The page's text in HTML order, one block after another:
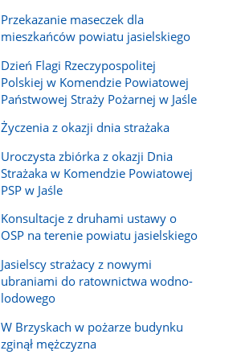
Przekazanie maseczek dla
mieszkańców powiatu jasielskiego
Dzień Flagi Rzeczypospolitej
Polskiej w Komendzie Powiatowej
Państwowej Straży Pożarnej w Jaśle
Życzenia z okazji dnia strażaka
Uroczysta zbiórka z okazji Dnia
Strażaka w Komendzie Powiatowej
PSP w Jaśle
Konsultacje z druhami ustawy o
OSP na terenie powiatu jasielskiego
Jasielscy strażacy z nowymi
ubraniami do ratownictwa wodno-
lodowego
W Brzyskach w pożarze budynku
zginął mężczyzna